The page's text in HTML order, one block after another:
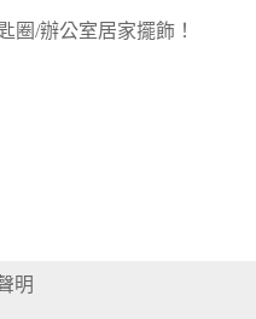
圈/辦公室居家擺飾！
明